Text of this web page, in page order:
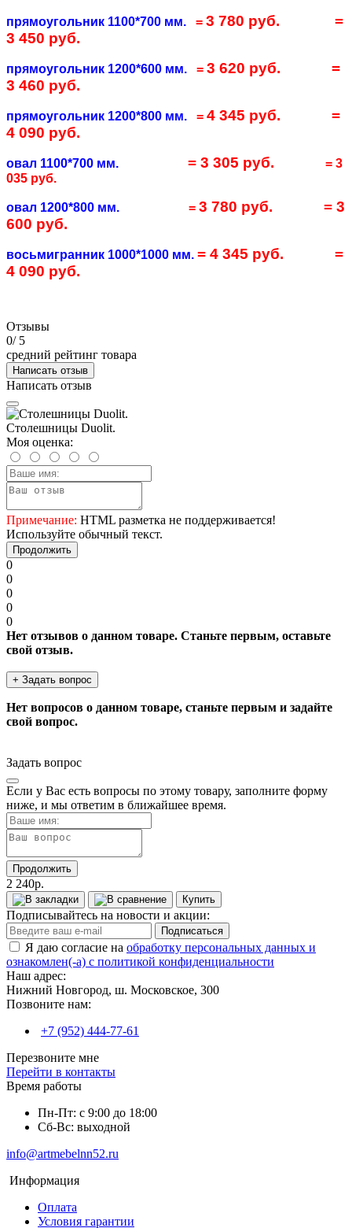
прямоугольник 1100*700 мм. = 3 780 руб.
=
3 450 руб.
прямоугольник 1200*600 мм. = 3 620 руб.
=
3 460 руб.
прямоугольник 1200*800 мм. = 4 345 руб.
=
4 090 руб.
овал 1100*700 мм. = 3 305 руб.
= 3
035 руб.
овал 1200*800 мм. = 3 780 руб.
= 3
600 руб.
восьмигранник 1000*1000 мм. = 4 345 руб.
=
4 090 руб.
Отзывы
0/ 5
средний рейтинг товара
Написать отзыв
Написать отзыв
Столешницы Duolit.
Моя оценка:
Примечание: HTML разметка не поддерживается!
Используйте обычный текст.
Продолжить
0
0
0
0
0
Нет отзывов о данном товаре. Станьте первым, оставьте
свой отзыв.
+ Задать вопрос
Нет вопросов о данном товаре, станьте первым и задайте
свой вопрос.
Задать вопрос
Если у Вас есть вопросы по этому товару, заполните форму
ниже, и мы ответим в ближайшее время.
Продолжить
2 240р.
Купить
Подписывайтесь на новости и акции:
Подписаться
Я даю согласие на обработку персональных данных и
ознакомлен(-а) с политикой конфиденциальности
Наш адрес:
Нижний Новгород, ш. Московское, 300
Позвоните нам:
+7 (952) 444-77-61
Перезвоните мне
Перейти в контакты
Время работы
Пн-Пт: с 9:00 до 18:00
Сб-Вс: выходной
info@artmebelnn52.ru
Информация
Оплата
Условия гарантии